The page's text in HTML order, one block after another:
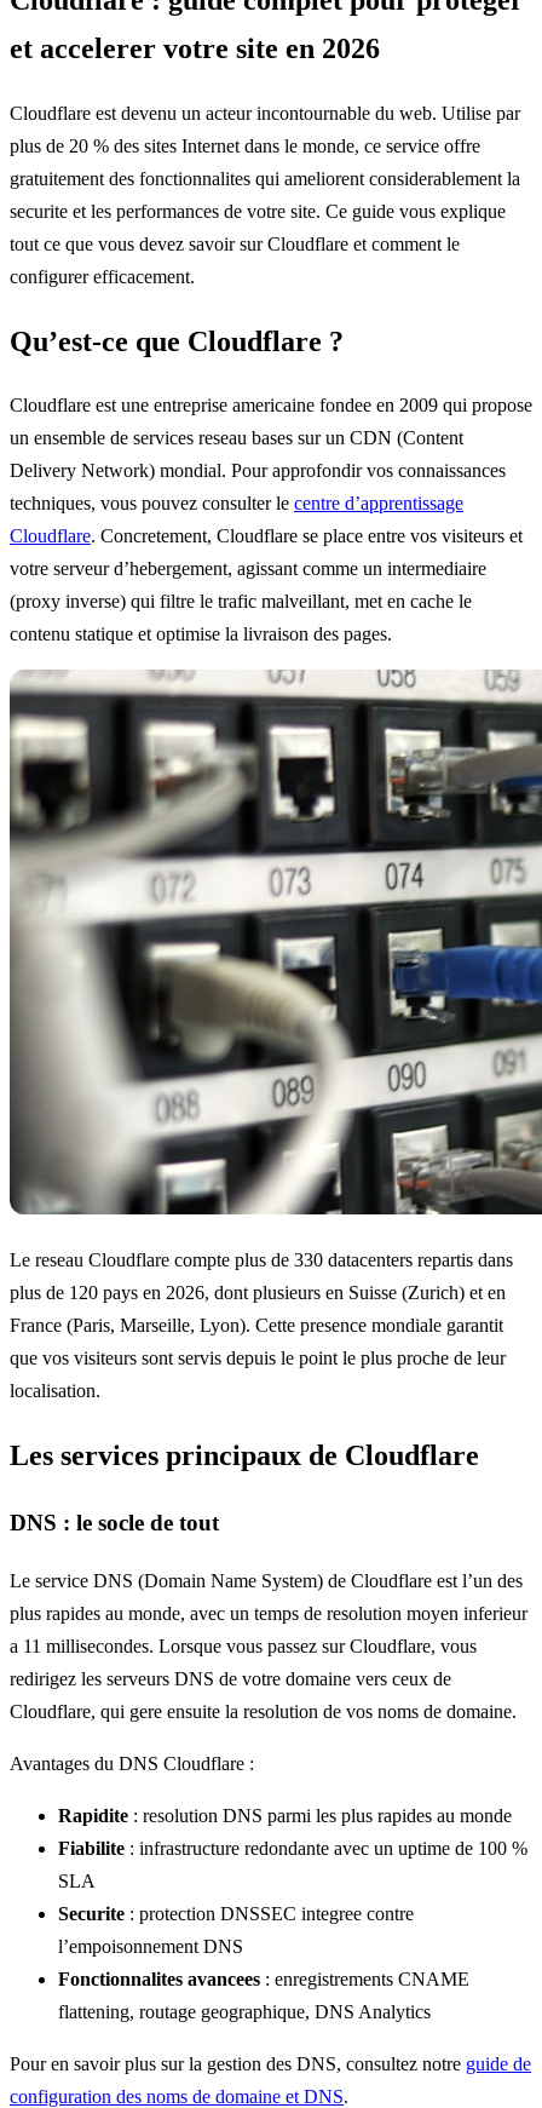
et accelerer votre site en 2026
Cloudflare est devenu un acteur incontournable du web. Utilise par
plus de 20 % des sites Internet dans le monde, ce service offre
gratuitement des fonctionnalites qui ameliorent considerablement la
securite et les performances de votre site. Ce guide vous explique
tout ce que vous devez savoir sur Cloudflare et comment le
configurer efficacement.
Qu’est-ce que Cloudflare ?
Cloudflare est une entreprise americaine fondee en 2009 qui propose
un ensemble de services reseau bases sur un CDN (Content
Delivery Network) mondial. Pour approfondir vos connaissances
techniques, vous pouvez consulter le centre d’apprentissage
Cloudflare. Concretement, Cloudflare se place entre vos visiteurs et
votre serveur d’hebergement, agissant comme un intermediaire
(proxy inverse) qui filtre le trafic malveillant, met en cache le
contenu statique et optimise la livraison des pages.
Le reseau Cloudflare compte plus de 330 datacenters repartis dans
plus de 120 pays en 2026, dont plusieurs en Suisse (Zurich) et en
France (Paris, Marseille, Lyon). Cette presence mondiale garantit
que vos visiteurs sont servis depuis le point le plus proche de leur
localisation.
Les services principaux de Cloudflare
DNS : le socle de tout
Le service DNS (Domain Name System) de Cloudflare est l’un des
plus rapides au monde, avec un temps de resolution moyen inferieur
a 11 millisecondes. Lorsque vous passez sur Cloudflare, vous
redirigez les serveurs DNS de votre domaine vers ceux de
Cloudflare, qui gere ensuite la resolution de vos noms de domaine.
Avantages du DNS Cloudflare :
Rapidite : resolution DNS parmi les plus rapides au monde
Fiabilite : infrastructure redondante avec un uptime de 100 %
SLA
Securite : protection DNSSEC integree contre
l’empoisonnement DNS
Fonctionnalites avancees : enregistrements CNAME
flattening, routage geographique, DNS Analytics
Pour en savoir plus sur la gestion des DNS, consultez notre guide de
configuration des noms de domaine et DNS.